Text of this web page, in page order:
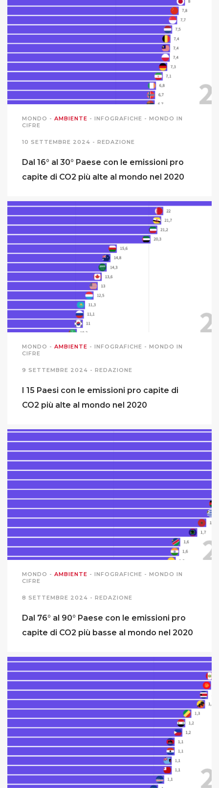
MONDO - AMBIENTE - INFOGRAFICHE - MONDO IN
CIFRE
10 SETTEMBRE 2024 - REDAZIONE
Dal 16° al 30° Paese con le emissioni pro
capite di CO2 più alte al mondo nel 2020
MONDO - AMBIENTE - INFOGRAFICHE - MONDO IN
CIFRE
9 SETTEMBRE 2024 - REDAZIONE
I 15 Paesi con le emissioni pro capite di
CO2 più alte al mondo nel 2020
MONDO - AMBIENTE - INFOGRAFICHE - MONDO IN
CIFRE
8 SETTEMBRE 2024 - REDAZIONE
Dal 76° al 90° Paese con le emissioni pro
capite di CO2 più basse al mondo nel 2020